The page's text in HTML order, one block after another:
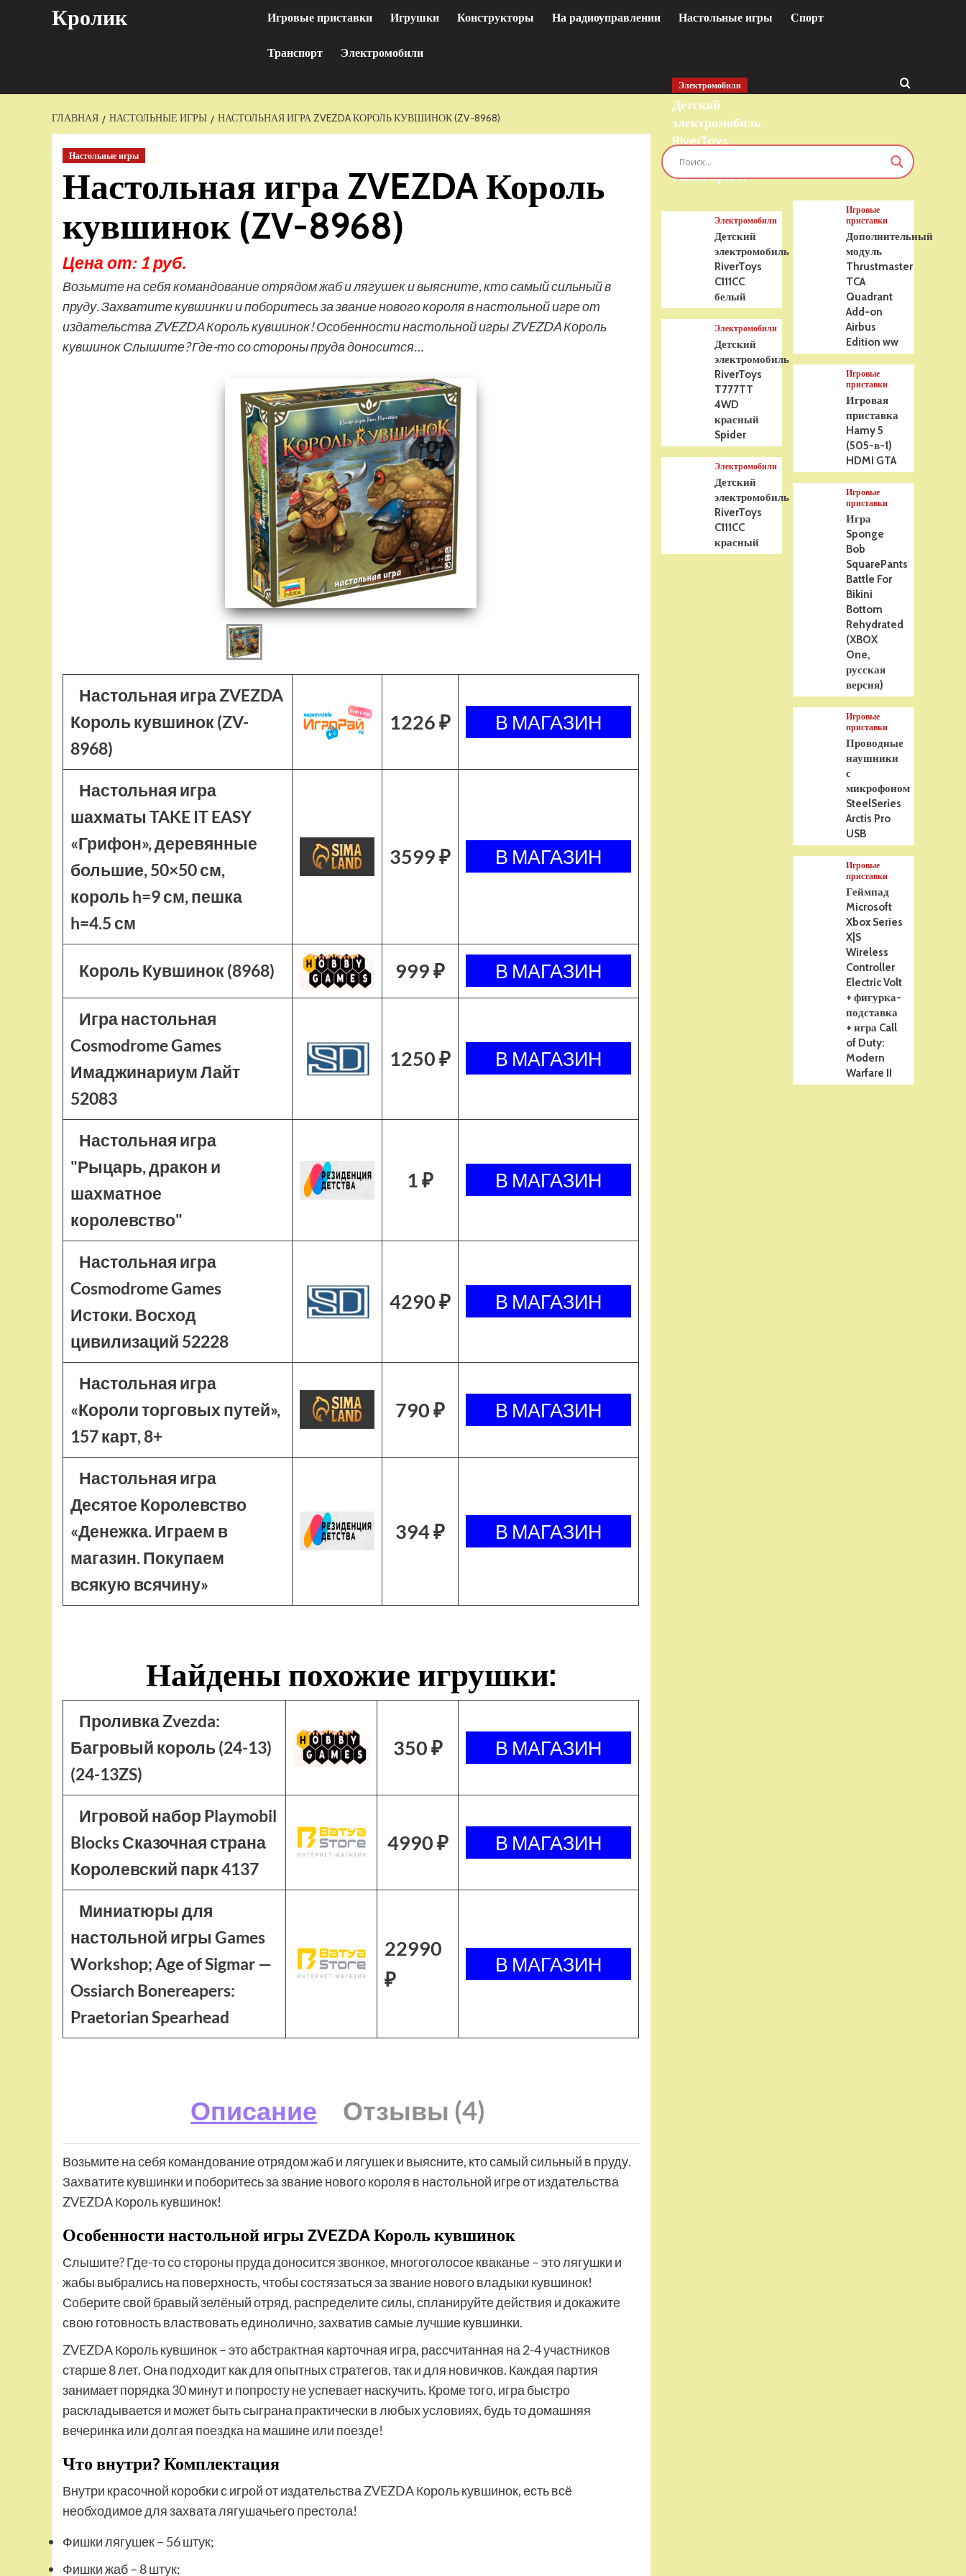
Кролик Игровые приставки Игрушки Конструкторы На радиоуправлении Настольные игры Спорт
Транспорт Электромобили
ГЛАВНАЯ НАСТОЛЬНЫЕ ИГРЫ НАСТОЛЬНАЯ ИГРА ZVEZDA КОРОЛЬ КУВШИНОК (ZV-8968)
Настольные игры
Настольная игра ZVEZDA Король
кувшинок (ZV-8968)
Цена от: 1 руб.
Возьмите на себя командование отрядом жаб и лягушек и выясните, кто самый сильный в
пруду. Захватите кувшинки и поборитесь за звание нового короля в настольной игре от
издательства ZVEZDA Король кувшинок! Особенности настольной игры ZVEZDA Король
кувшинок Слышите? Где-то со стороны пруда доносится…
Настольная игра ZVEZDA
Король кувшинок (ZV-
8968)
1226 ₽
Настольная игра
шахматы TAKE IT EASY
«Грифон», деревянные
большие, 50×50 см,
король h=9 см, пешка
h=4.5 см
3599 ₽
Король Кувшинок (8968) 999 ₽
Игра настольная
Cosmodrome Games
Имаджинариум Лайт
52083
1250 ₽
Настольная игра
"Рыцарь, дракон и
шахматное
королевство"
1 ₽
Настольная игра
Cosmodrome Games
Истоки. Восход
цивилизаций 52228
4290 ₽
Настольная игра
«Короли торговых путей»,
157 карт, 8+
790 ₽
Настольная игра
Десятое Королевство
«Денежка. Играем в
магазин. Покупаем
всякую всячину»
394 ₽
Найдены похожие игрушки:
Проливка Zvezda:
Багровый король (24-13)
(24-13ZS)
350 ₽
Игровой набор Playmobil
Blocks Сказочная страна
Королевский парк 4137
4990 ₽
Миниатюры для
настольной игры Games
Workshop; Age of Sigmar —
Ossiarch Bonereapers:
Praetorian Spearhead
22990
₽
Описание Отзывы (4)
Возьмите на себя командование отрядом жаб и лягушек и выясните, кто самый сильный в пруду.
Захватите кувшинки и поборитесь за звание нового короля в настольной игре от издательства
ZVEZDA Король кувшинок!
Особенности настольной игры ZVEZDA Король кувшинок
Слышите? Где-то со стороны пруда доносится звонкое, многоголосое кваканье – это лягушки и
жабы выбрались на поверхность, чтобы состязаться за звание нового владыки кувшинок!
Соберите свой бравый зелёный отряд, распределите силы, спланируйте действия и докажите
свою готовность властвовать единолично, захватив самые лучшие кувшинки.
ZVEZDA Король кувшинок – это абстрактная карточная игра, рассчитанная на 2-4 участников
старше 8 лет. Она подходит как для опытных стратегов, так и для новичков. Каждая партия
занимает порядка 30 минут и попросту не успевает наскучить. Кроме того, игра быстро
раскладывается и может быть сыграна практически в любых условиях, будь то домашняя
вечеринка или долгая поездка на машине или поезде!
Что внутри? Комплектация
Внутри красочной коробки с игрой от издательства ZVEZDA Король кувшинок, есть всё
необходимое для захвата лягушачьего престола!
Фишки лягушек – 56 штук;
Фишки жаб – 8 штук;
Электромобили
Детский
электромобиль
RiverToys
T777TT 4WD
синий Spider
Электромобили
Детский
электромобиль
RiverToys
C111CC
белый
Электромобили
Детский
электромобиль
RiverToys
T777TT
4WD
красный
Spider
Электромобили
Детский
электромобиль
RiverToys
C111CC
красный
Игровые
приставки
Дополнительный
модуль
Thrustmaster
TCA
Quadrant
Add-on
Airbus
Edition ww
Игровые
приставки
Игровая
приставка
Hamy 5
(505-в-1)
HDMI GTA
Игровые
приставки
Игра
Sponge
Bob
SquarePants
Battle For
Bikini
Bottom
Rehydrated
(XBOX
One,
русская
версия)
Игровые
приставки
Проводные
наушники
с
микрофоном
SteelSeries
Arctis Pro
USB
Игровые
приставки
Геймпад
Microsoft
Xbox Series
X|S
Wireless
Controller
Electric Volt
+ фигурка-
подставка
+ игра Call
of Duty:
Modern
Warfare II